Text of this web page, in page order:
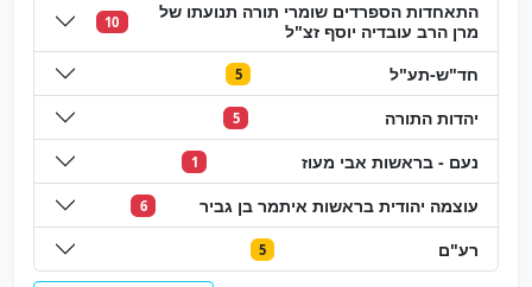
התאחדות הספרדים שומרי תורה תנועתו של
מרן הרב עובדיה יוסף זצ"ל
10
חד"ש-תע"ל 5
יהדות התורה 5
נעם - בראשות אבי מעוז 1
עוצמה יהודית בראשות איתמר בן גביר 6
רע"ם 5